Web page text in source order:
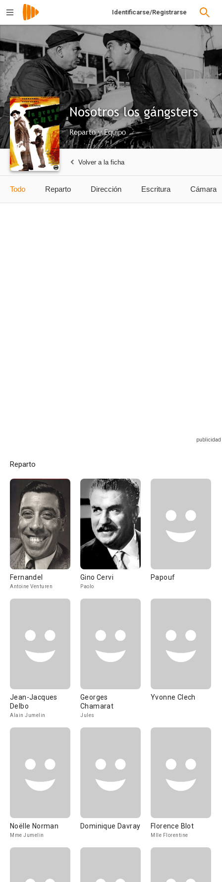
Identificarse/Registrarse
Nosotros los gángsters
Reparto y Equipo
Volver a la ficha
Todo Reparto Dirección Escritura Cámara
Reparto
Fernandel
Antoine Venturen
Gino Cervi
Paolo
Papouf
Jean-Jacques
Delbo
Alain Jumelin
Georges
Chamarat
Jules
Yvonne Clech
Noëlle Norman
Mme Jumelin
Dominique Davray Florence Blot
Mlle Florentine